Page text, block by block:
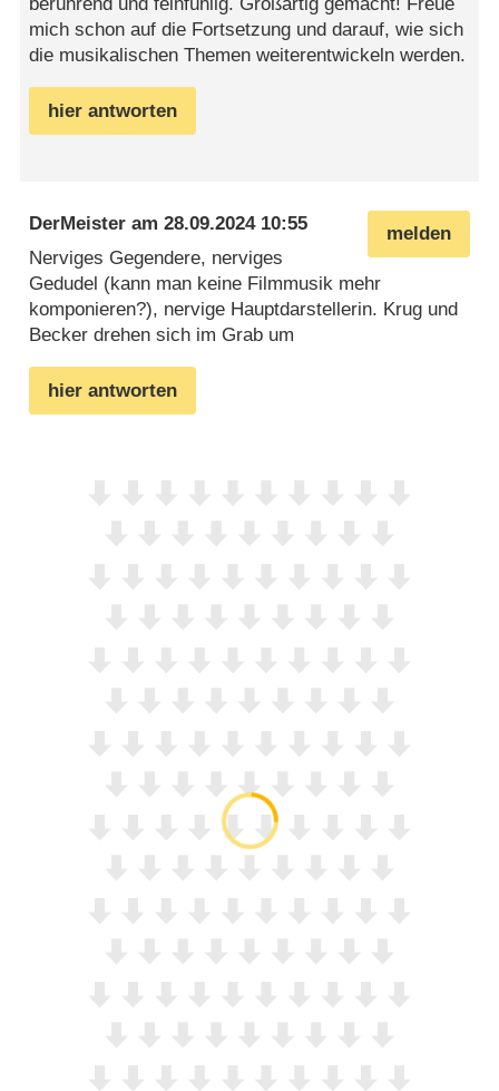
mich schon auf die Fortsetzung und darauf, wie sich
die musikalischen Themen weiterentwickeln werden.
hier antworten
melden
DerMeister am28.09.2024 10:55
Nerviges Gegendere, nerviges
Gedudel (kann man keine Filmmusik mehr
komponieren?), nervige Hauptdarstellerin. Krug und
Becker drehen sich im Grab um
hier antworten